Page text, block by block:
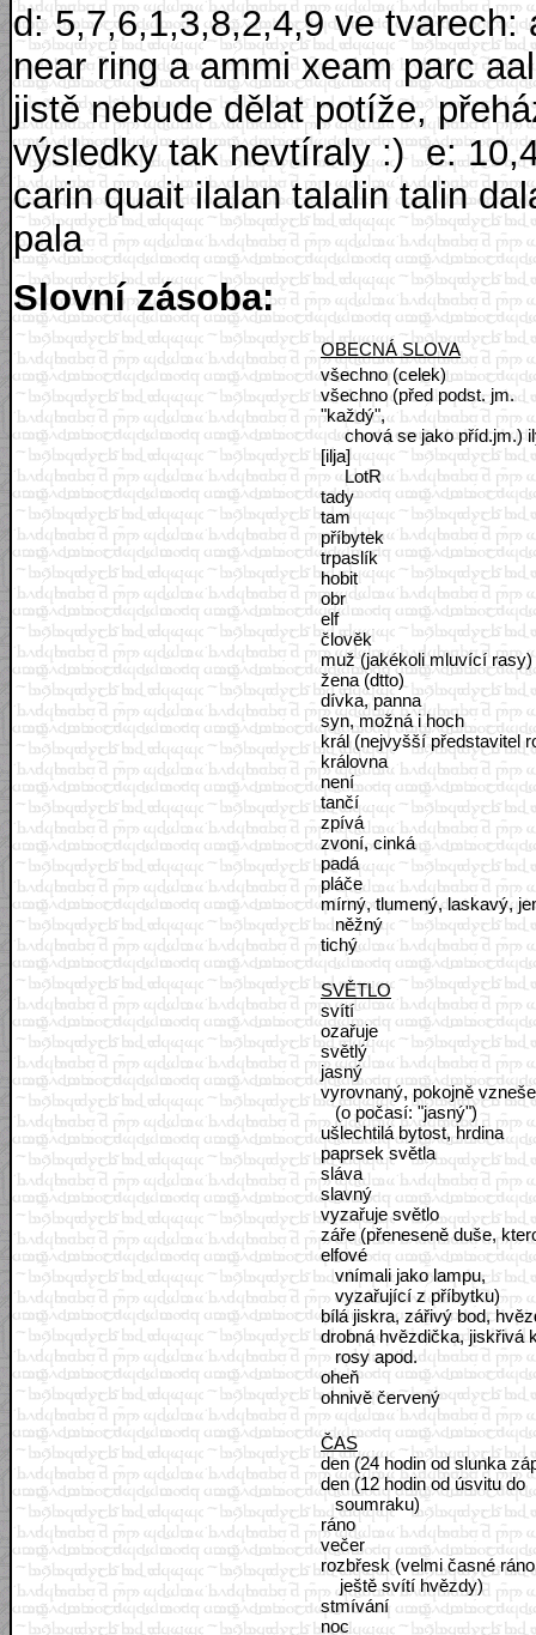
d: 5,7,6,1,3,8,2,4,9 ve
near ring a ammi xeam parc
jistě nebude dělat potíže,
výsledky tak nevtíraly :)e:
carin quait ilalan talalin talin
pala
Slovní zásoba:
OBECNÁ SLOVA
všechno (celek)
všechno (před podst. jm.
"každý",
chová se jako příd.jm.)
[ilja]
LotR
tady
tam
příbytek
trpaslík
hobit
obr
elf
člověk
muž (jakékoli mluvící rasy)
žena (dtto)
dívka, panna
syn, možná i hoch
král (nejvyšší představitel
královna
není
tančí
zpívá
zvoní, cinká
padá
pláče
mírný, tlumený, laskavý,
něžný
tichý
SVĚTLO
svítí
ozařuje
světlý
jasný
vyrovnaný, pokojně
(o počasí: "jasný")
ušlechtilá bytost, hrdina
paprsek světla
sláva
slavný
vyzařuje světlo
záře (přeneseně duše,
elfové
vnímali jako lampu,
vyzařující z příbytku)
bílá jiskra, zářivý bod,
drobná hvězdička, jiskřivá
rosy apod.
oheň
ohnivě červený
ČAS
den (24 hodin od slunka
den (12 hodin od úsvitu do
soumraku)
ráno
večer
rozbřesk (velmi časné
ještě svítí hvězdy)
stmívání
noc